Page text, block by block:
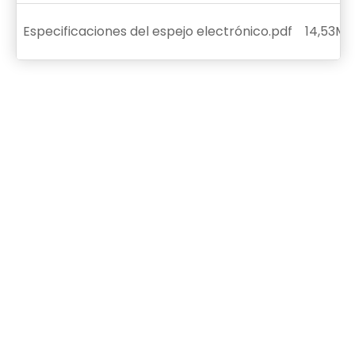
Especificaciones del espejo electrónico.pdf 14,53MB